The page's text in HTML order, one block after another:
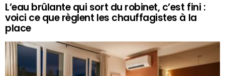
L’eau brûlante qui sort du robinet, c’est fini :
voici ce que règlent les chauffagistes à la
place